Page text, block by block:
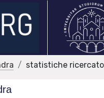
statistiche